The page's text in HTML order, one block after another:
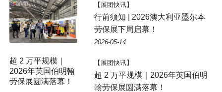
【展团快讯】
行前须知 | 2026澳大利亚墨尔本
劳保展下周启幕！
2026-05-14
超 2 万平规模｜
2026年英国伯明翰
劳保展圆满落幕！
【展团快讯】
超 2 万平规模｜2026年英国伯明
翰劳保展圆满落幕！